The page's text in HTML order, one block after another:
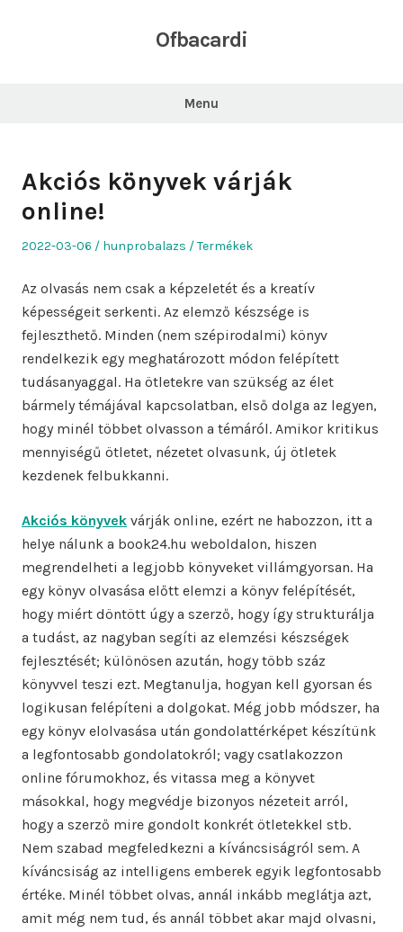
Ofbacardi
Menu
Akciós könyvek várják
online!
Posted
2022-03-06 Author
hunprobalazs
Posted
Termékek
Az olvasás nem csak a képzeletét és a kreatív
képességeit serkenti. Az elemző készsége is
fejleszthető. Minden (nem szépirodalmi) könyv
rendelkezik egy meghatározott módon felépített
tudásanyaggal. Ha ötletekre van szükség az élet
bármely témájával kapcsolatban, első dolga az legyen,
hogy minél többet olvasson a témáról. Amikor kritikus
mennyiségű ötletet, nézetet olvasunk, új ötletek
kezdenek felbukkanni.
Akciós könyvek várják online, ezért ne habozzon, itt a
helye nálunk a book24.hu weboldalon, hiszen
megrendelheti a legjobb könyveket villámgyorsan. Ha
egy könyv olvasása előtt elemzi a könyv felépítését,
hogy miért döntött úgy a szerző, hogy így strukturálja
a tudást, az nagyban segíti az elemzési készségek
fejlesztését; különösen azután, hogy több száz
könyvvel teszi ezt. Megtanulja, hogyan kell gyorsan és
logikusan felépíteni a dolgokat. Még jobb módszer, ha
egy könyv elolvasása után gondolattérképet készítünk
a legfontosabb gondolatokról; vagy csatlakozzon
online fórumokhoz, és vitassa meg a könyvet
másokkal, hogy megvédje bizonyos nézeteit arról,
hogy a szerző mire gondolt konkrét ötletekkel stb.
Nem szabad megfeledkezni a kíváncsiságról sem. A
kíváncsiság az intelligens emberek egyik legfontosabb
értéke. Minél többet olvas, annál inkább meglátja azt,
amit még nem tud, és annál többet akar majd olvasni,